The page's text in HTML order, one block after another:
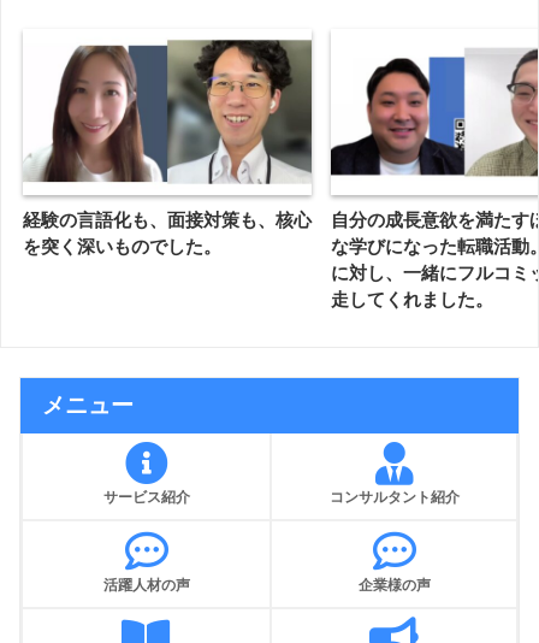
経験の言語化も、面接対策も、核心
を突く深いものでした。
自分の成長意欲を満たす
な学びになった転職活動
に対し、一緒にフルコミ
走してくれました。
メニュー
サービス紹介 コンサルタント紹介
活躍人材の声 企業様の声